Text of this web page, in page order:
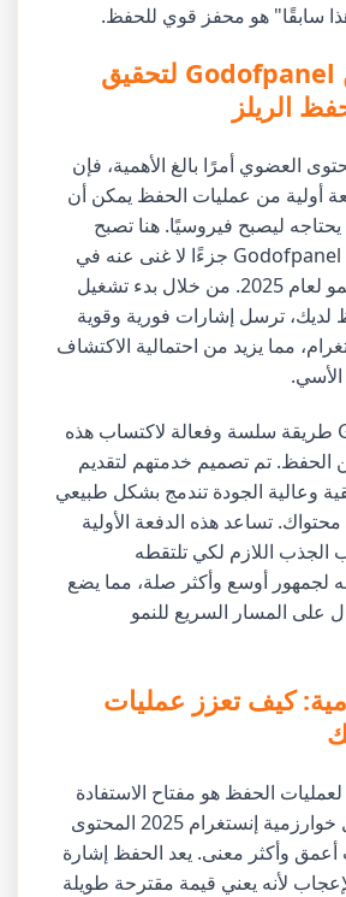
سابقًا" هو محفز قوي للحفظ.
الاستفادة من Godofpanel لتحقيق
الريلز
العضوي أمرًا بالغ الأهمية، فإن
أولية من عمليات الحفظ يمكن أن
ليصبح فيروسيًا. هنا تصبح
خدمة موثوقة مثل Godofpanel جزءًا لا غنى عنه في
مجموعة أدوات النمو لعام 2025. من خلال بدء تشغيل
لديك، ترسل إشارات فورية وقوية
مما يزيد من احتمالية الاكتشاف
يوفر Godofpanel طريقة سلسة وفعالة لاكتساب هذه
الحفظ. تم تصميم خدمتهم لتقديم
وعالية الجودة تندمج بشكل طبيعي
تساعد هذه الدفعة الأولية
الجذب اللازم لكي تلتقطه
لجمهور أوسع وأكثر صلة، مما يضع
على المسار السريع للنمو
كيف تعزز عمليات
لعمليات الحفظ هو مفتاح الاستفادة
منها بفعالية. تفضل خوارزمية إنستغرام 2025 المحتوى
أعمق وأكثر معنى. يعد الحفظ إشارة
لأنه يعني قيمة مقترحة طويلة